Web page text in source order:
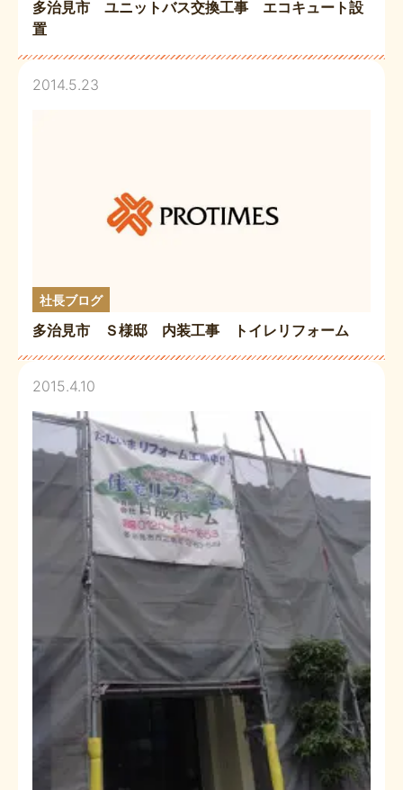
多治見市 ユニットバス交換工事 エコキュート設
置
2014.5.23
社長ブログ
多治見市 Ｓ様邸 内装工事 トイレリフォーム
2015.4.10